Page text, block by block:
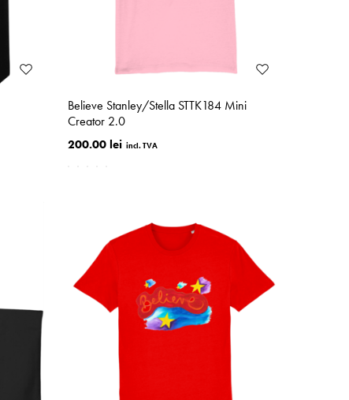
Believe Stanley/Stella STTK184 Mini
Creator 2.0
200.00 lei